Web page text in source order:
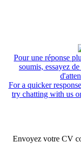
Pour une réponse
soumis, essayez
For a quicker
try chatting with us
Envoyez votre CV